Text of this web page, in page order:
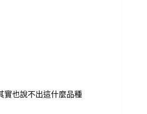
實也說不出這什麼品種